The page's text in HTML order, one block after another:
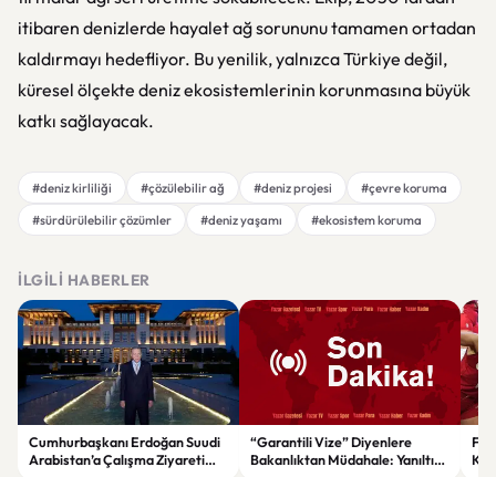
itibaren denizlerde hayalet ağ sorununu tamamen ortadan
kaldırmayı hedefliyor. Bu yenilik, yalnızca Türkiye değil,
küresel ölçekte deniz ekosistemlerinin korunmasına büyük
katkı sağlayacak.
#deniz kirliliği #çözülebilir ağ #deniz projesi
#çevre koruma
#sürdürülebilir çözümler
#deniz yaşamı #ekosistem koruma
İLGILI HABERLER
Cumhurbaşkanı Erdoğan Suudi
Arabistan’a Çalışma Ziyareti
“Garantili Vize” Diyenlere
Bakanlıktan Müdahale: Yanıltıcı